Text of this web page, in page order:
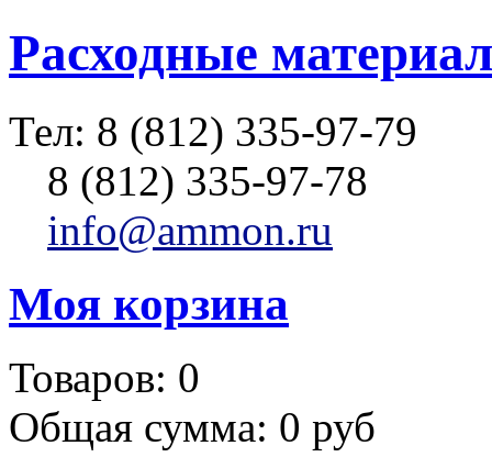
Расходные
Тел: 8 (812) 335-97-79
8 (812) 335-97-78
info@ammon.ru
Моя корзина
Товаров: 0
Общая сумма: 0 руб